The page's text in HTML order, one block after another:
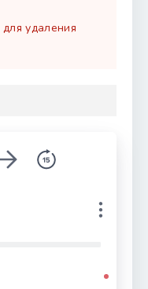
для удаления